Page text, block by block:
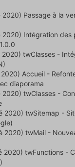
2020) Passage à la
2020) Intégration des
2020) twClasses -
2020) Accueil -
diaporama
2020) twClasses -
2020) twSitemap -
2020) twMail -
2020) twFunctions -